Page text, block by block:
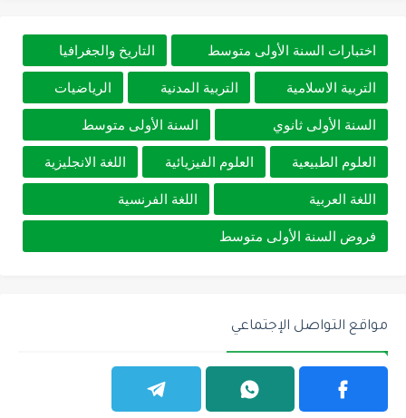
اختبارات السنة الأولى متوسط التاريخ والجغرافيا
التربية الاسلامية التربية المدنية الرياضيات
السنة الأولى ثانوي السنة الأولى متوسط
العلوم الطبيعية العلوم الفيزيائية اللغة الانجليزية
اللغة العربية اللغة الفرنسية
فروض السنة الأولى متوسط
مواقع التواصل الإجتماعي